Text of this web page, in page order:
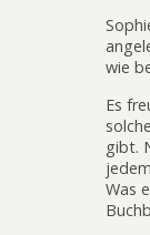
wie
Es
gibt.
Was